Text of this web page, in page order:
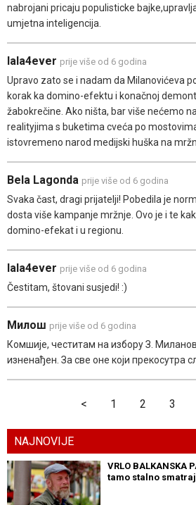
nabrojani pricaju populisticke
umjetna inteligencija.
lala4ever prije više od 6 godina
Upravo zato se i nadam da Milanovićeva
korak ka domino-efektu i konačnoj
žabokrečine. Ako ništa, bar više nećemo
realityjima s buketima cveća po
istovremeno narod medijski huška na
Bela Lagonda prije više od 6 godina
Svaka čast, dragi prijatelji! Pobedila je
dosta više kampanje mržnje. Ovo je i te
domino-efekat i u regionu.
lala4ever prije više od 6 godina
Čestitam, štovani susjedi! :)
Милош prije više od 6 godina
Комшије, честитам на избору З.
изненађен. За све оне који прекосутра
< 1 2 3
NAJNOVIJE
VRLO BALKANSKA
tamo stalno